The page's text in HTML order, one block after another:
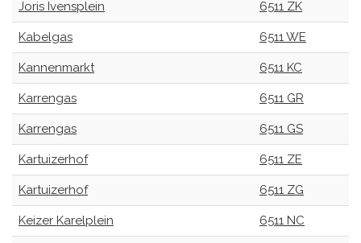
Joris Ivensplein 6511 ZK
Kabelgas 6511 WE
Kannenmarkt 6511 KC
Karrengas 6511 GR
Karrengas 6511 GS
Kartuizerhof 6511 ZE
Kartuizerhof 6511 ZG
Keizer Karelplein 6511 NC